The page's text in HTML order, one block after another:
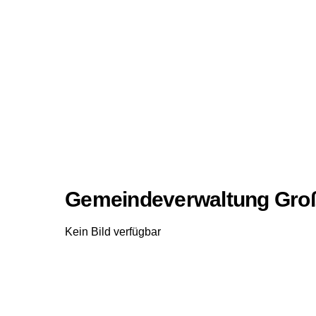
Gemeindeverwaltung
Kein Bild verfügbar